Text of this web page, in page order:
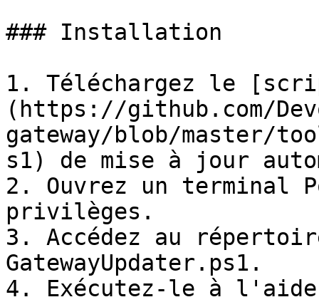
### Installation
1. Téléchargez le
(https://github.com/
gateway/blob/master/
s1) de mise à jour
2. Ouvrez un terminal
privilèges.
3. Accédez au
GatewayUpdater.ps1.
4. Exécutez-le à